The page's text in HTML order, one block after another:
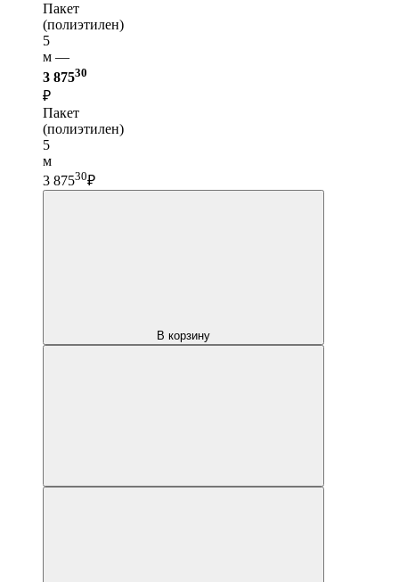
Пакет
(полиэтилен)
5
м —
3 87530
₽
Пакет
(полиэтилен)
5
м
3 87530₽
В корзину